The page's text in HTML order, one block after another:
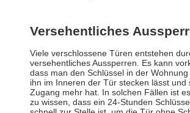
Versehentliches
Viele verschlossene Türen entstehen
versehentliches Aussperren. Es kann
dass man den Schlüssel in der
ihn im Inneren der Tür stecken lässt und
Zugang mehr hat. In solchen Fällen ist
zu wissen, dass ein 24-Stunden